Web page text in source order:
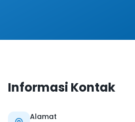
Informasi Kontak
Alamat